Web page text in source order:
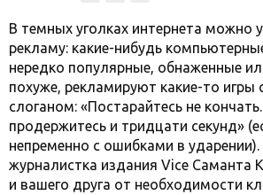
В темных уголках интернета можно
рекламу: какие-нибудь
нередко популярные, обнаженные
похуже, рекламируют какие-то
слоганом: «Постарайтесь не
продержитесь и тридцати секунд»
непременно с ошибками в
журналистка издания Vice Саманта
и вашего друга от необходимости